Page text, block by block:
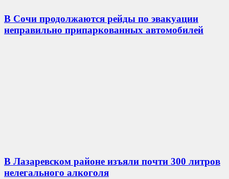
В Сочи продолжаются рейды по эвакуации
неправильно припаркованных автомобилей
В Лазаревском районе изъяли почти 300 литров
нелегального алкоголя